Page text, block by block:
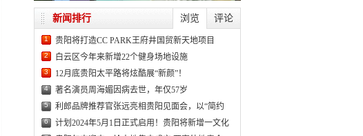
浏览 评论
新闻排行
1 贵阳将打造CC PARK王府井国贸新天地项目
2 白云区今年来新增22个健身场地设施
3 12月底贵阳太平路将炫酷展“新颜”！
4 著名演员周海媚因病去世，年仅57岁
5 利郎品牌推荐官张远亮相贵阳见面会，以“简约
6 计划2024年5月1日正式启用！贵阳将新增一文化